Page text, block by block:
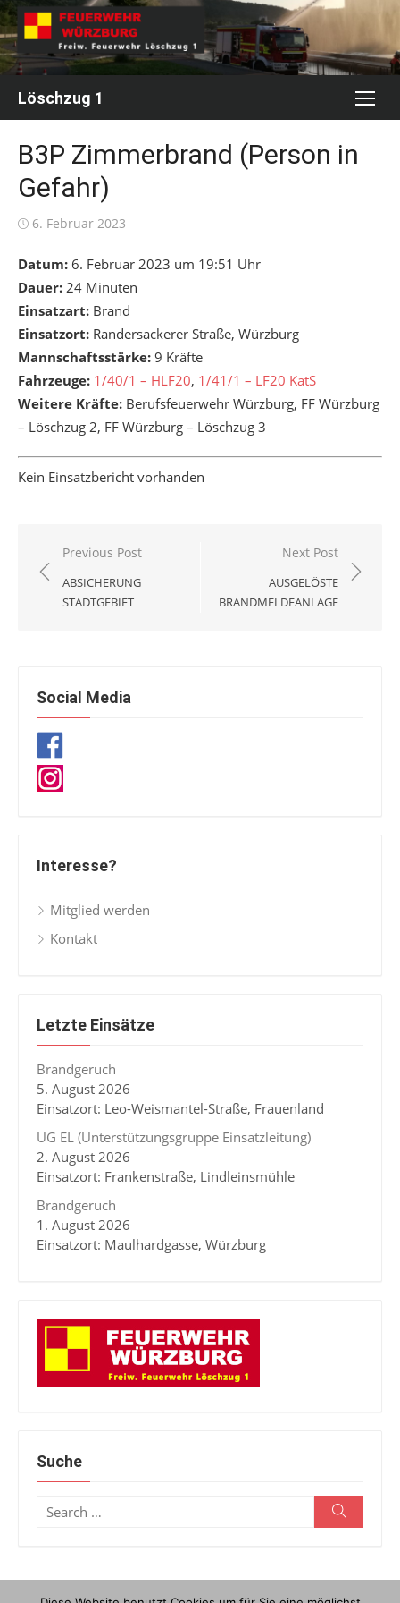
Skip
to
content
Löschzug 1
B3P Zimmerbrand (Person in
Gefahr)
Posted
6. Februar 2023
Datum: 6. Februar 2023 um 19:51 Uhr
Dauer: 24 Minuten
Einsatzart: Brand
Einsatzort: Randersackerer Straße, Würzburg
Mannschaftsstärke: 9 Kräfte
Fahrzeuge: 1/40/1 – HLF20, 1/41/1 – LF20 KatS
Weitere Kräfte: Berufsfeuerwehr Würzburg, FF Würzburg
– Löschzug 2, FF Würzburg – Löschzug 3
Kein Einsatzbericht vorhanden
Beitragsnavigation
Previous Post
ABSICHERUNG
STADTGEBIET
Next Post
AUSGELÖSTE
BRANDMELDEANLAGE
Social Media
Interesse?
Mitglied werden
Kontakt
Letzte Einsätze
Brandgeruch
5. August 2026
Einsatzort: Leo-Weismantel-Straße, Frauenland
UG EL (Unterstützungsgruppe Einsatzleitung)
2. August 2026
Einsatzort: Frankenstraße, Lindleinsmühle
Brandgeruch
1. August 2026
Einsatzort: Maulhardgasse, Würzburg
Suche
Search